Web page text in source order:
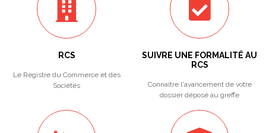
RCS
Le Registre du Commerce et des
Sociétés
SUIVRE UNE FORMALITÉ AU
RCS
Connaître l'avancement de votre
dossier déposé au greffe